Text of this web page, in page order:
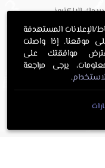
الإلكتروني.
الإعلانات المستهدفة
موقعنا. إذا واصلت
موافقتك على
يرجى مراجعة
.